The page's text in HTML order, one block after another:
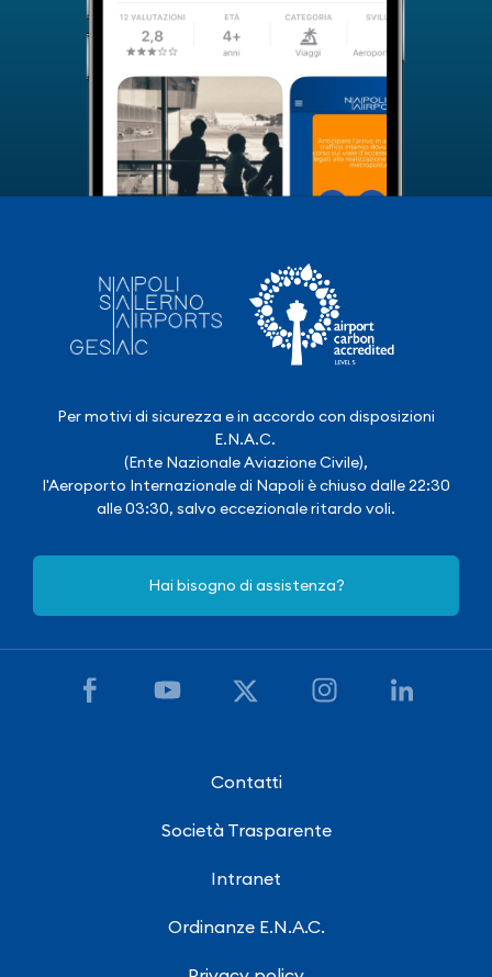
Per motivi di sicurezza e in accordo con disposizioni
E.N.A.C.
(Ente Nazionale Aviazione Civile),
l'Aeroporto Internazionale di Napoli è chiuso dalle 22:30
alle 03:30, salvo eccezionale ritardo voli.
Hai bisogno di assistenza?
Contatti
Società Trasparente
Intranet
Ordinanze E.N.A.C.